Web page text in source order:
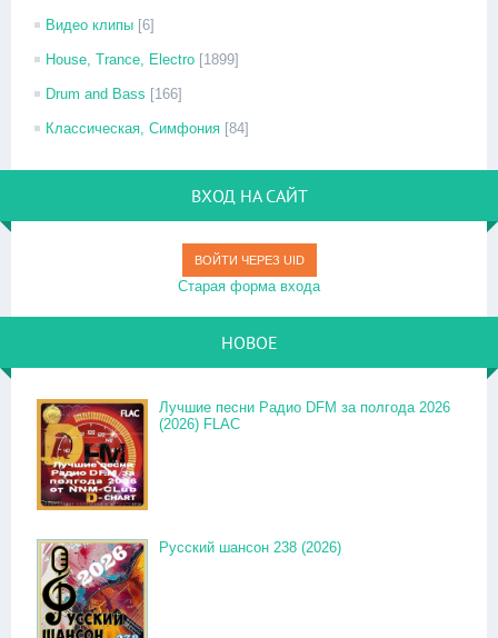
Видео клипы [6]
House, Trance, Electro [1899]
Drum and Bass [166]
Классическая, Симфония [84]
ВХОД НА САЙТ
ВОЙТИ ЧЕРЕЗ UID
Старая форма входа
НОВОЕ
Лучшие песни Радио DFM за полгода 2026
(2026) FLAC
Русский шансон 238 (2026)